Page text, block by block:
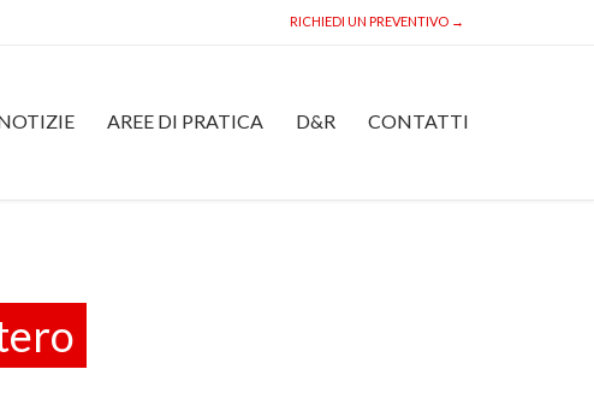
RICHIEDI UN PREVENTIVO →
AREE DI PRATICA D&R CONTATTI